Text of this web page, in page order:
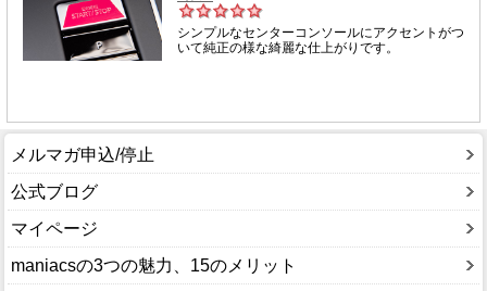
メルマガ申込/停止
公式ブログ
マイページ
maniacsの3つの魅力、15のメリット